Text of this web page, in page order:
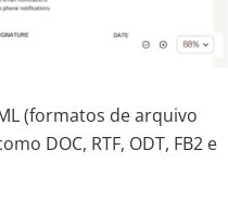
(formatos de arquivo
DOC, RTF, ODT, FB2 e